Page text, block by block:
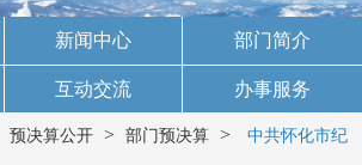
新闻中心 部门简介
互动交流 办事服务
预决算公开 > 部门预决算 >
中共怀化市纪